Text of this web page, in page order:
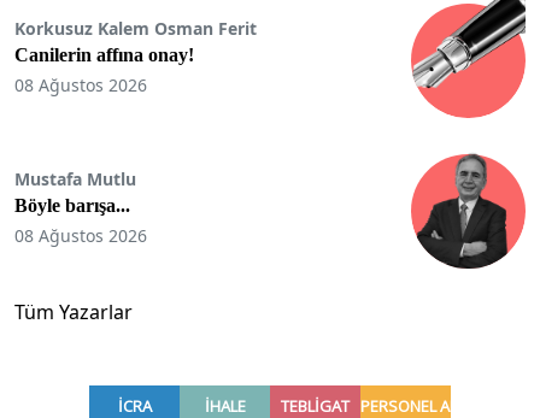
Korkusuz Kalem Osman Ferit
Canilerin affına onay!
08 Ağustos 2026
Mustafa Mutlu
Böyle barışa...
08 Ağustos 2026
Tüm Yazarlar